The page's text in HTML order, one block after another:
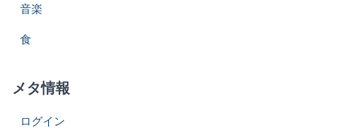
音楽
食
メタ情報
ログイン